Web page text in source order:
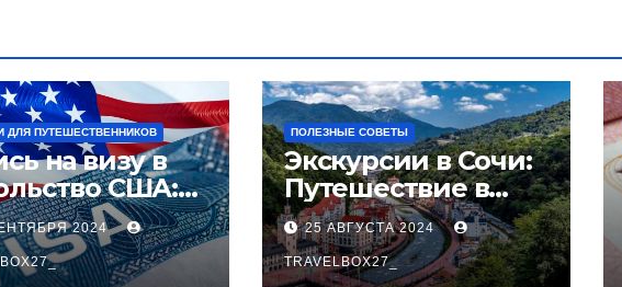
ДЛЯ ПУТЕШЕСТВЕННИКОВ
на визу в
США:
2024
ПОЛЕЗНЫЕ СОВЕТЫ
Экскурсии в Сочи:
Путешествие в
сердце
Черноморского
курорта
25 АВГУСТА 2024
TRAVELBOX27_